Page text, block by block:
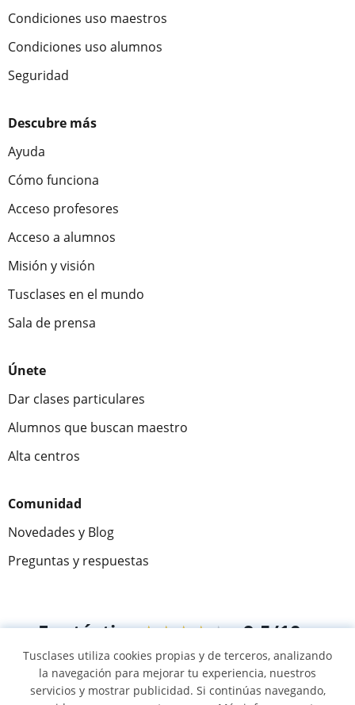
Condiciones uso maestros
Condiciones uso alumnos
Seguridad
Descubre más
Ayuda
Cómo funciona
Acceso profesores
Acceso a alumnos
Misión y visión
Tusclases en el mundo
Sala de prensa
Únete
Dar clases particulares
Alumnos que buscan maestro
Alta centros
Comunidad
Novedades y Blog
Preguntas y respuestas
Fantástica★★★★★ 9,5/10
305883 opiniones de alumnos
Tusclases utiliza cookies propias y de terceros, analizando
la navegación para mejorar tu experiencia, nuestros
servicios y mostrar publicidad. Si continúas navegando,